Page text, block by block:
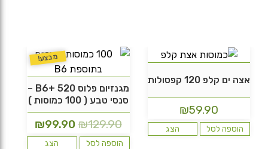
אצה ים קלפ 120 קפסולות
₪59.90
הוספה לסל הצג
מבצע!
מגנזיום פלוס 520 +B6 –
סנסי טבע ( 100 כמוסות )
₪129.90
המחיר
המקורי
₪99.90
הנוכחי
הוספה לסל הצג